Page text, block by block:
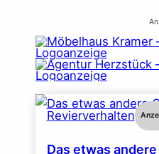
Revierverhalten
Das etwas